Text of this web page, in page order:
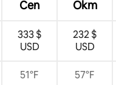
Сеп Окт
333 $
USD
232 $
USD
51°F 57°F